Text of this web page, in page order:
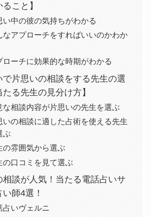
こと】
い中の彼の気持ちがわかる
なアプローチをすればいいのかわか
ローチに効果的な時期がわかる
で片思いの相談をする先生の選
る先生の見分け方】
な相談内容が片思いの先生を選ぶ
いの相談に適した占術を使える先生
ぶ
の雰囲気から選ぶ
の口コミを見て選ぶ
相談が人気！当たる電話占いサ
師4選！
占いヴェルニ